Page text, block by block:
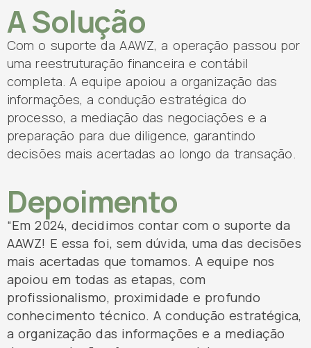
A Solução
Com o suporte da AAWZ, a operação passou por
uma reestruturação financeira e contábil
completa. A equipe apoiou a organização das
informações, a condução estratégica do
processo, a mediação das negociações e a
preparação para due diligence, garantindo
decisões mais acertadas ao longo da transação.
Depoimento
“Em 2024, decidimos contar com o suporte da
AAWZ! E essa foi, sem dúvida, uma das decisões
mais acertadas que tomamos. A equipe nos
apoiou em todas as etapas, com
profissionalismo, proximidade e profundo
conhecimento técnico. A condução estratégica,
a organização das informações e a mediação